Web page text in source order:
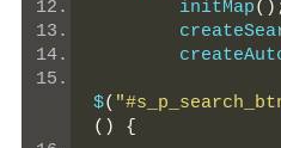
        initMap
$(
()
{